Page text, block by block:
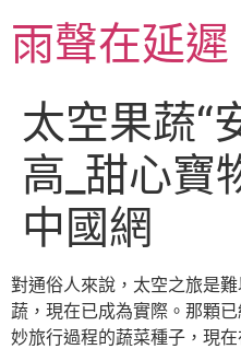
至
主雨聲在延遲
太空果蔬“
高_甜心寶
中國網
對通俗人來說，太空之旅是
蔬，現在已成為實際。那顆
妙旅行過程的蔬菜種子，現